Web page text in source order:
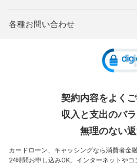
各種お問い合わせ
契約内容をよくご
収入と支出のバラ
無理のない返
カードローン、キャッシングなら消費者金
24時間お申し込みOK。インターネットや